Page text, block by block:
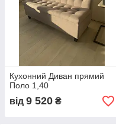
Кухонний Диван прямий
Поло 1,40
від 9 520 ₴